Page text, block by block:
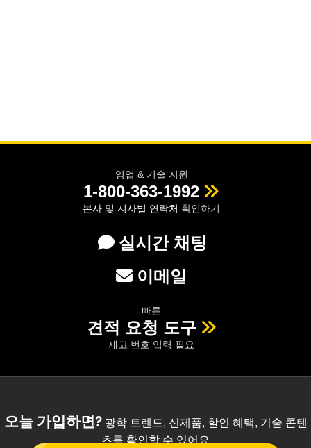
영업 & 기술 지원
1-800-363-1992
본사 및 지사별 연락처 확인하기
실시간 채팅
이메일
빠른
견적 요청 도구
재고 번호 입력 필요
오늘 가입하면?광학 트렌드, 신제품, 할인 혜택, 기술 콘텐
츠를 확인할 수 있어요